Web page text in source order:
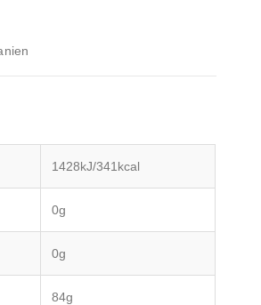
1428kJ/341kcal
0g
0g
84g